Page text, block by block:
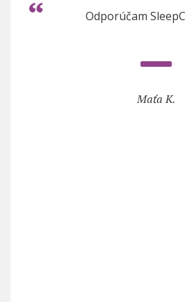
Odporúčam
Maťa K.